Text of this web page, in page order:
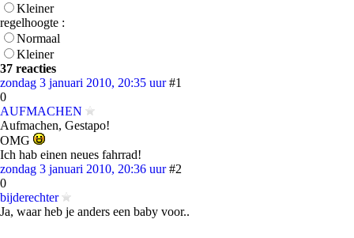
Kleiner
regelhoogte :
Normaal
Kleiner
37 reacties
zondag 3 januari 2010, 20:35 uur #1
0
AUFMACHEN
Aufmachen, Gestapo!
OMG
Ich hab einen neues fahrrad!
zondag 3 januari 2010, 20:36 uur #2
0
bijderechter
Ja, waar heb je anders een baby voor..